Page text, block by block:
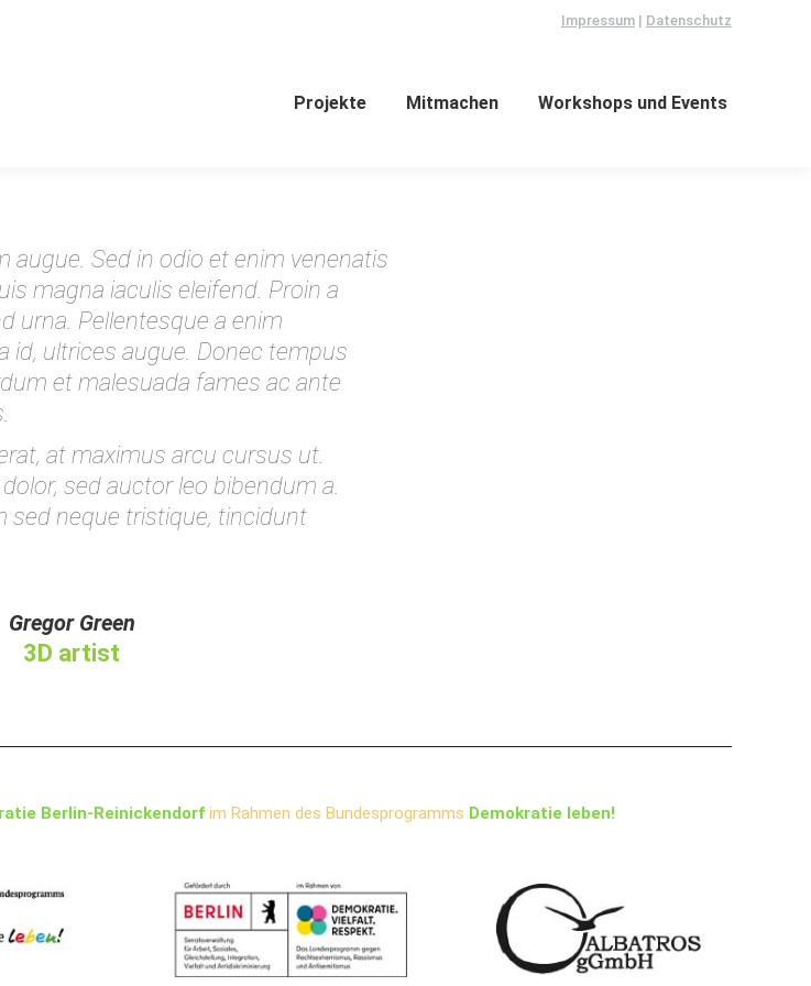
Impressum | Datenschutz
Projekte Mitmachen Workshops und Events
augue. Sed in odio et enim venenatis
magna iaculis eleifend. Proin a
urna. Pellentesque a enim
id, ultrices augue. Donec tempus
et malesuada fames ac ante
at maximus arcu cursus ut.
sed auctor leo bibendum a.
sed neque tristique, tincidunt
Gregor Green
3D artist
Berlin-Reinickendorf im Rahmen des Bundesprogramms Demokratie leben!